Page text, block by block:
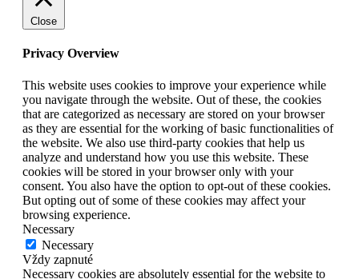
Close
Privacy Overview
This website uses cookies to improve your experience while
you navigate through the website. Out of these, the cookies
that are categorized as necessary are stored on your browser
as they are essential for the working of basic functionalities of
the website. We also use third-party cookies that help us
analyze and understand how you use this website. These
cookies will be stored in your browser only with your
consent. You also have the option to opt-out of these cookies.
But opting out of some of these cookies may affect your
browsing experience.
Necessary
Necessary
Vždy zapnuté
Necessary cookies are absolutely essential for the website to